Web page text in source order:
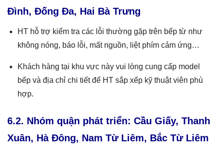
Đình, Đống Đa, Hai Bà Trưng
HT hỗ trợ kiểm tra các lỗi thường gặp trên bếp từ như
không nóng, báo lỗi, mất nguồn, liệt phím cảm ứng…
Khách hàng tại khu vực này vui lòng cung cấp model
bếp và địa chỉ chi tiết để HT sắp xếp kỹ thuật viên phù
hợp.
6.2. Nhóm quận phát triển: Cầu Giấy, Thanh
Xuân, Hà Đông, Nam Từ Liêm, Bắc Từ Liêm